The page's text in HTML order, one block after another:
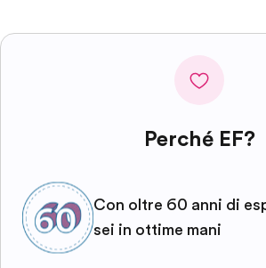
Perché EF?
Con oltre 60 anni di
sei in ottime mani